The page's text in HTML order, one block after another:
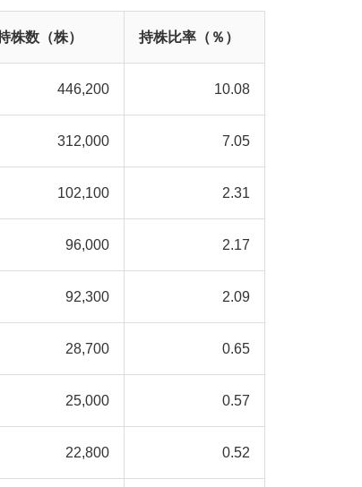
株数（株） 持株比率（％）
446,200 10.08
312,000 7.05
102,100 2.31
96,000 2.17
92,300 2.09
28,700 0.65
25,000 0.57
22,800 0.52